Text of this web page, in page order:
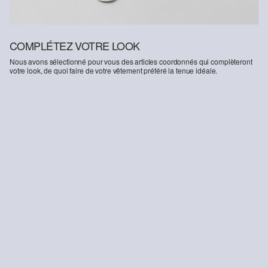
COMPLÉTEZ VOTRE LOOK
Nous avons sélectionné pour vous des articles coordonnés qui complèteront
votre look, de quoi faire de votre vêtement préféré la tenue idéale.